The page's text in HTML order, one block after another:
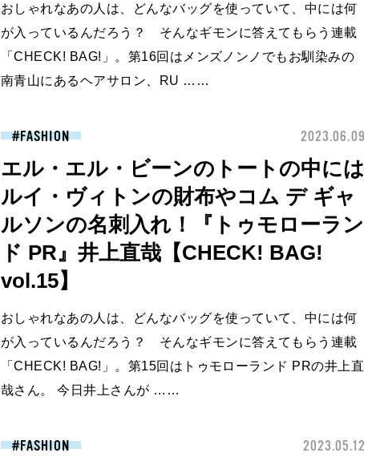
おしゃれなあの人は、どんなバッグを使っていて、中には何
が入っているんだろう？ そんなギモンに答えてもらう連載
「CHECK! BAG!」。第16回はメンズノンノでもお馴染みの
南青山にあるヘアサロン、RU ……
FASHION 2023.06.09
エル・エル・ビーンのトートの中には
ルイ・ヴィトンの財布やコム デ ギャ
ルソンの名刺入れ！『トゥモローラン
ド PR』井上直哉【CHECK! BAG!
vol.15】
おしゃれなあの人は、どんなバッグを使っていて、中には何
が入っているんだろう？ そんなギモンに答えてもらう連載
「CHECK! BAG!」。第15回はトゥモローランド PRの井上直
哉さん。 今日井上さんが ……
FASHION 2023.05.12